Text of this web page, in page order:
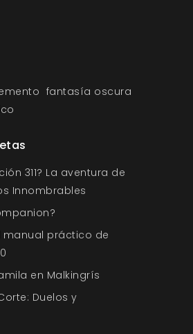
fantasía oscura
311? La aventura de
Innombrables
manual práctico de
en Malkingrís
Duelos y